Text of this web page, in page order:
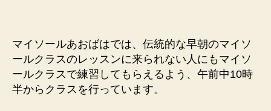
マイソールあおばはでは、伝統的な早朝のマイソ
ールクラスのレッスンに来られない人にもマイソ
ールクラスで練習してもらえるよう、午前中10時
半からクラスを行っています。